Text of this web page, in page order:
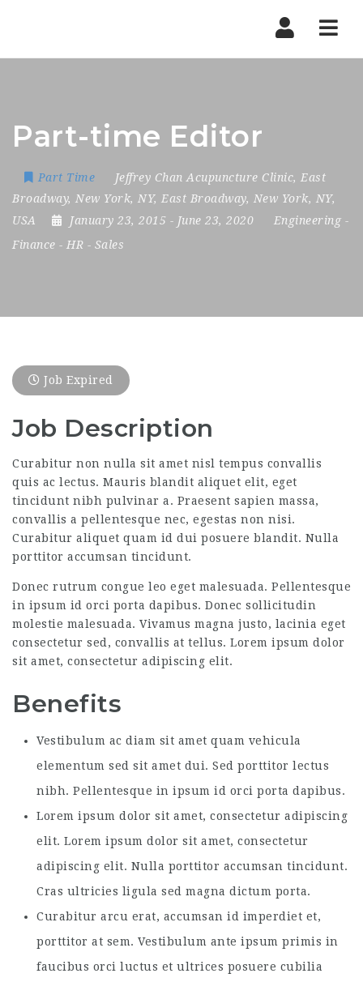
Part-time Editor
Part Time Jeffrey Chan Acupuncture Clinic, East
Broadway, New York, NY, East Broadway, New York, NY,
USA
January 23, 2015 - June 23, 2020 Engineering -
Finance - HR - Sales
Job Expired
Job Description
Curabitur non nulla sit amet nisl tempus convallis
quis ac lectus. Mauris blandit aliquet elit, eget
tincidunt nibh pulvinar a. Praesent sapien massa,
convallis a pellentesque nec, egestas non nisi.
Curabitur aliquet quam id dui posuere blandit. Nulla
porttitor accumsan tincidunt.
Donec rutrum congue leo eget malesuada. Pellentesque
in ipsum id orci porta dapibus. Donec sollicitudin
molestie malesuada. Vivamus magna justo, lacinia eget
consectetur sed, convallis at tellus. Lorem ipsum dolor
sit amet, consectetur adipiscing elit.
Benefits
Vestibulum ac diam sit amet quam vehicula
elementum sed sit amet dui. Sed porttitor lectus
nibh. Pellentesque in ipsum id orci porta dapibus.
Lorem ipsum dolor sit amet, consectetur adipiscing
elit. Lorem ipsum dolor sit amet, consectetur
adipiscing elit. Nulla porttitor accumsan tincidunt.
Cras ultricies ligula sed magna dictum porta.
Curabitur arcu erat, accumsan id imperdiet et,
porttitor at sem. Vestibulum ante ipsum primis in
faucibus orci luctus et ultrices posuere cubilia